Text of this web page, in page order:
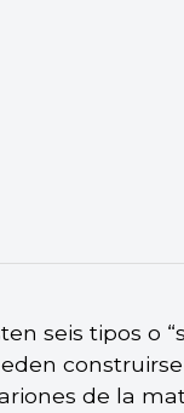
seis tipos o
de la